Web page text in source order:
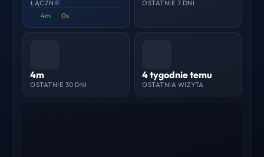
ŁĄCZNIE
4m 0s
OSTATNIE 7 DNI
4m
OSTATNIE 30 DNI
4 tygodnie temu
OSTATNIA WIZYTA